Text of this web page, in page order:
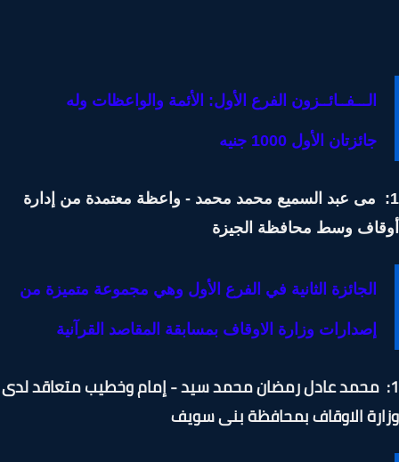
الـــفــائــزون الفرع الأول: الأئمة والواعظات وله
جائزتان الأول 1000 جنيه
مى عبد السميع محمد محمد - واعظة معتمدة من إدارة
وسط محافظة الجيزة
الجائزة الثانية في الفرع الأول وهي مجموعة متميزة من
إصدارات وزارة الاوقاف بمسابقة المقاصد القرآنية
محمد عادل رمضان محمد سيد - إمام وخطيب متعاقد لدى
الاوقاف بمحافظة بنى سويف